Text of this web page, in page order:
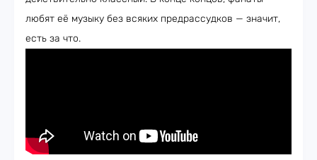
любят её музыку без всяких предрассудков — значит,
есть за что.